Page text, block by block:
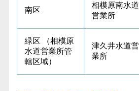
南区
相模原南水道
営業所
緑区 （相模原
水道営業所管
轄区域）
津久井水道営
業所